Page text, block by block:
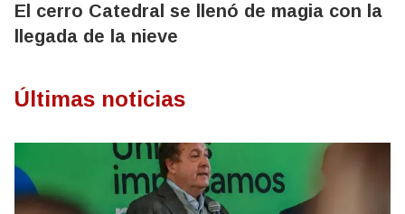
El cerro Catedral se llenó de magia con la
llegada de la nieve
Últimas noticias